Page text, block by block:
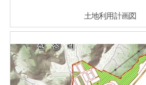
土地利用計画図